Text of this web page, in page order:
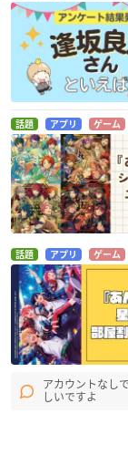
話題 アプリ ゲーム
話題 アプリ ゲーム
アカウントなし
しいですよ